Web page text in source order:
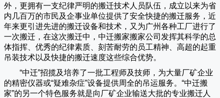
外，更拥有一支纪律严明的搬迁技术人员队伍，成立以来为省
内几百万的市民及企事业单位提供了安全快捷的搬迁服务，近
年来更引进先进的搬迁设备和技术，又为广州各种工厂进行了
一次搬迁，在这次搬迁中， 中迁搬家搬家公司发挥其科学的总
体指挥、优秀的纪律素质、刻苦耐劳的员工精神、高超的起重
吊装技术以及快捷的搬迁速度这些综合优势。
“中迁”招揽及培养了一批工程师及技师，为大量厂矿企业
的精密仪器或“疑难杂症”设备提供周全的吊运服务。“中迁搬
家”的另一个特色服务就是向厂矿企业输送大批的专业搬迁人